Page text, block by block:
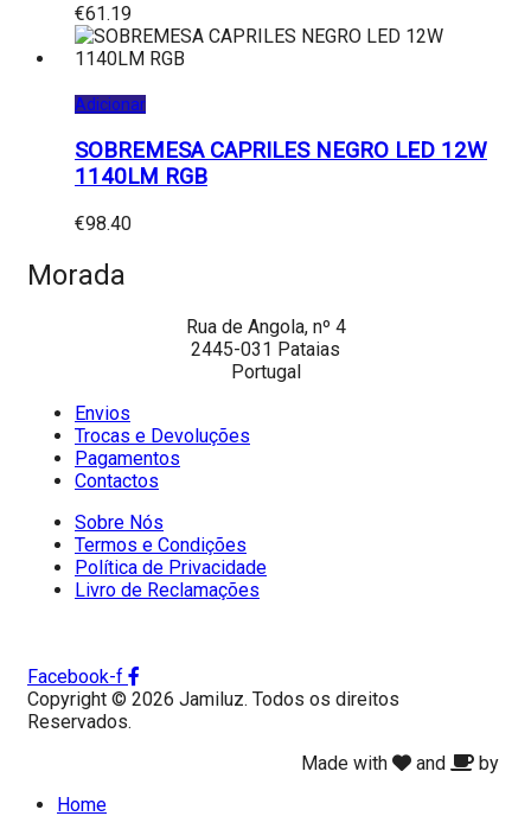
€61.19
Adicionar
SOBREMESA CAPRILES NEGRO LED 12W
1140LM RGB
€98.40
Morada
Rua de Angola, nº 4
2445-031 Pataias
Portugal
Envios
Trocas e Devoluções
Pagamentos
Contactos
Sobre Nós
Termos e Condições
Política de Privacidade
Livro de Reclamações
Facebook-f
Copyright © 2026 Jamiluz. Todos os direitos
Reservados.
Made with
and
by
Home